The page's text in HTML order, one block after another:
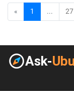
« 1 ... 27